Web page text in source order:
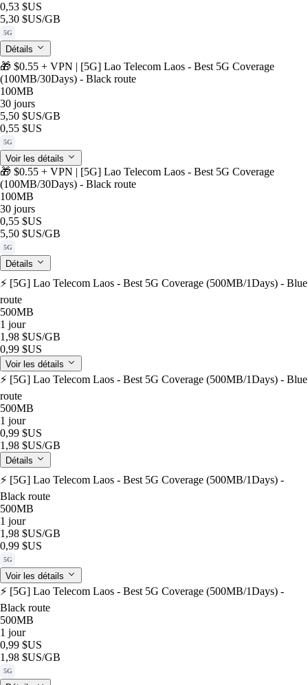
0,53 $US
5,30 $US/GB
5G
Détails
🎁 $0.55 + VPN | [5G] Lao Telecom Laos - Best 5G Coverage
(100MB/30Days) - Black route
100MB
30 jours
5,50 $US/GB
0,55 $US
5G
Voir les détails
🎁 $0.55 + VPN | [5G] Lao Telecom Laos - Best 5G Coverage
(100MB/30Days) - Black route
100MB
30 jours
0,55 $US
5,50 $US/GB
5G
Détails
⚡️ [5G] Lao Telecom Laos - Best 5G Coverage (500MB/1Days) - Blue
route
500MB
1 jour
1,98 $US/GB
0,99 $US
Voir les détails
⚡️ [5G] Lao Telecom Laos - Best 5G Coverage (500MB/1Days) - Blue
route
500MB
1 jour
0,99 $US
1,98 $US/GB
Détails
⚡️ [5G] Lao Telecom Laos - Best 5G Coverage (500MB/1Days) -
Black route
500MB
1 jour
1,98 $US/GB
0,99 $US
5G
Voir les détails
⚡️ [5G] Lao Telecom Laos - Best 5G Coverage (500MB/1Days) -
Black route
500MB
1 jour
0,99 $US
1,98 $US/GB
5G